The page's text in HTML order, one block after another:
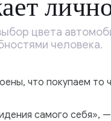
цвета
человека.
что покупаем то
самого себя»,